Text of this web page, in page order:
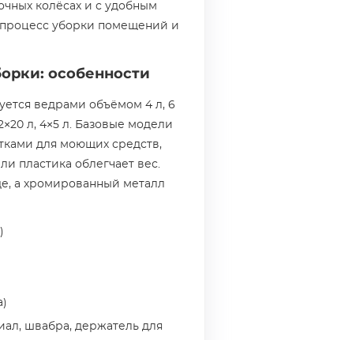
колёсах и с удобным
уборки помещений и
особенности
ведрами объёмом 4 л, 6
л, 4×5 л. Базовые модели
для моющих средств,
пластика облегчает вес.
а хромированный металл
швабра, держатель для